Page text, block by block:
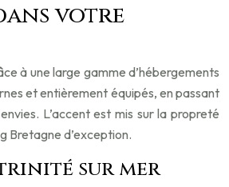
votre
à une large gamme d’hébergements
et entièrement équipés, en passant
L’accent est mis sur la propreté
Bretagne d’exception.
sur mer